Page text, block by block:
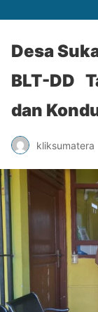
Desa
BLT-DD
dan
kliksumatera